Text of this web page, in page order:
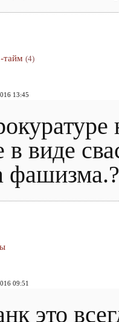
тайм (4)
13:45
в виде
фашизма.?
09:51
это